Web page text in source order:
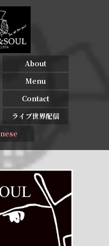
About
Menu
Contact
ライブ世界配信